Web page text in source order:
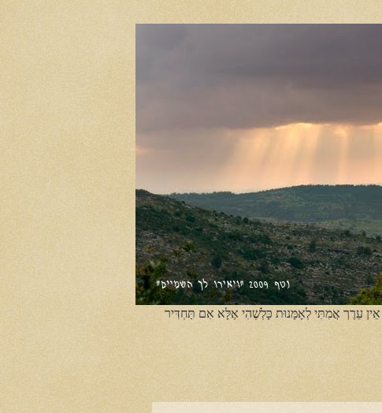
עֵרֶך אֲמִתִּי לְאָמָּנוּת כָּלְשֶׁהִי אֶלָּא אִם תַּחְדִּיר